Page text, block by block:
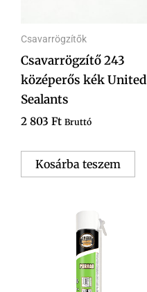
Csavarrögzítők
Csavarrögzítő 243
középerős kék United
Sealants
2 803 Ft Bruttó
Kosárba teszem